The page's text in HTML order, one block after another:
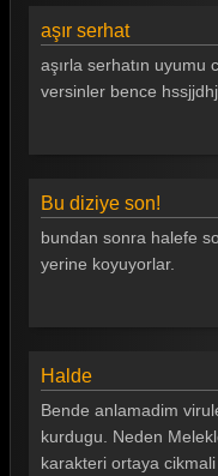
aşır serhat
aşırla serhatın uyumu
versinler bence
Bu diziye son!
bundan sonra halefe
yerine koyuyorlar.
Halde
Bende anlamadim
kurdugu. Neden
karakteri ortaya